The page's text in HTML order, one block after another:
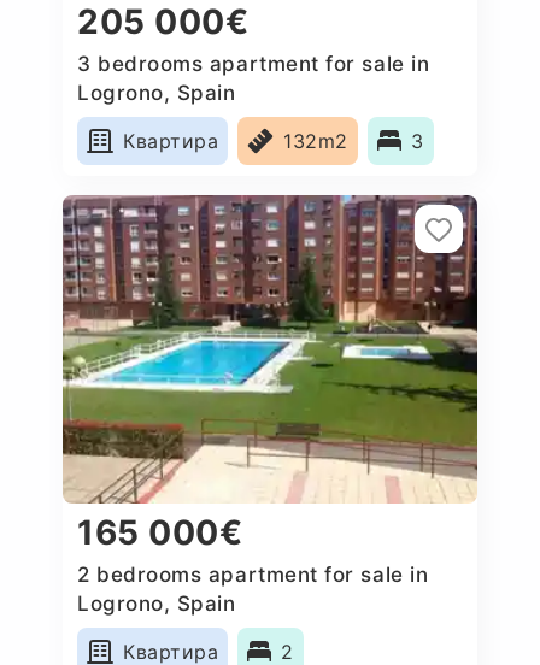
205 000€
3 bedrooms apartment for sale in
Logrono, Spain
Квартира
132m2 3
165 000€
2 bedrooms apartment for sale in
Logrono, Spain
Квартира
2